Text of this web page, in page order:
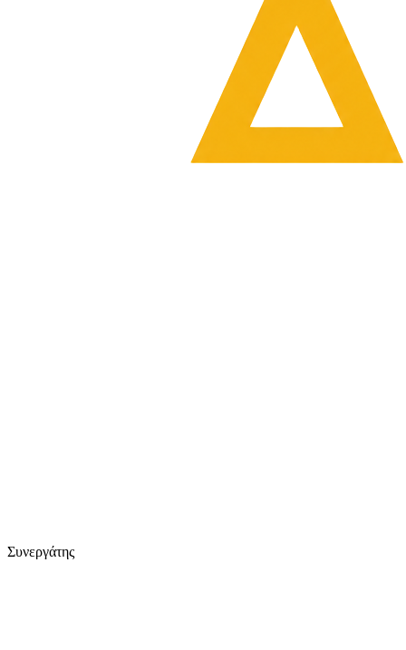
Συνεργάτης